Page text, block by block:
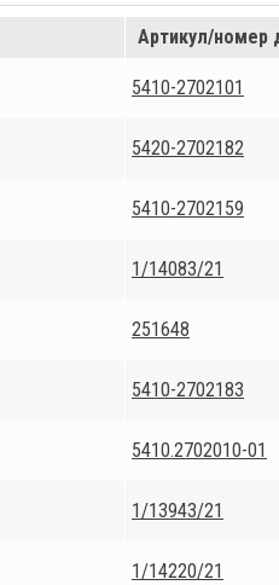
Артикул/номер
5410-2702101
5420-2702182
5410-2702159
1/14083/21
251648
5410-2702183
5410.2702010-01
1/13943/21
1/14220/21